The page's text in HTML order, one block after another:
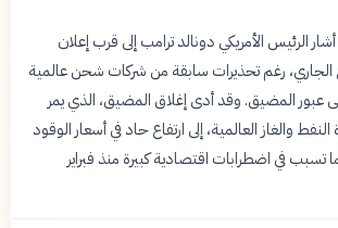
أشار الرئيس الأمريكي دونالد ترامب إلى قرب إعلان
الجاري، رغم تحذيرات سابقة من شركات شحن عالمية
المضيق. وقد أدى إغلاق المضيق، الذي يمر
والغاز العالمية، إلى ارتفاع حاد في أسعار الوقود
تسبب في اضطرابات اقتصادية كبيرة منذ فبراير